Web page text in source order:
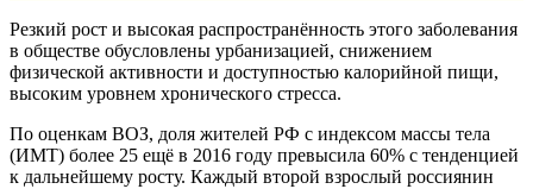
Резкий рост и высокая распространённость этого заболевания
в обществе обусловлены урбанизацией, снижением
физической активности и доступностью калорийной пищи,
высоким уровнем хронического стресса.
По оценкам ВОЗ, доля жителей РФ с индексом массы тела
(ИМТ) более 25 ещё в 2016 году превысила 60% с тенденцией
к дальнейшему росту. Каждый второй взрослый россиянин